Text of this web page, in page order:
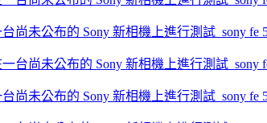
尚未公布的 Sony 新相機上進行測試_sony fe
尚未公布的 Sony 新相機上進行測試_sony fe